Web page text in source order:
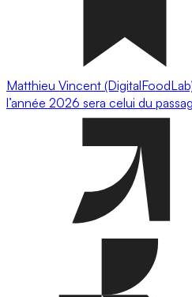
Matthieu Vincent
l’année 2026 sera celui du